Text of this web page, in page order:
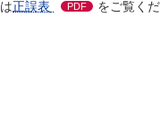
正誤表 PDF
をご覧くだ